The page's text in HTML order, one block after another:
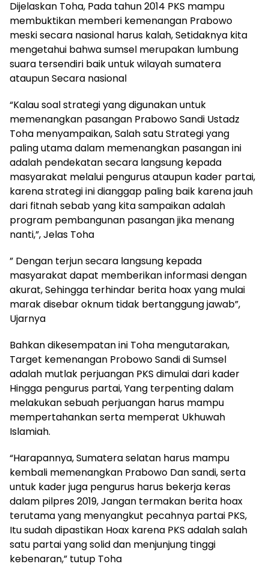
Dijelaskan Toha, Pada tahun 2014 PKS mampu
membuktikan memberi kemenangan Prabowo
meski secara nasional harus kalah, Setidaknya kita
mengetahui bahwa sumsel merupakan lumbung
suara tersendiri baik untuk wilayah sumatera
ataupun Secara nasional
“Kalau soal strategi yang digunakan untuk
memenangkan pasangan Prabowo Sandi Ustadz
Toha menyampaikan, Salah satu Strategi yang
paling utama dalam memenangkan pasangan ini
adalah pendekatan secara langsung kepada
masyarakat melalui pengurus ataupun kader partai,
karena strategi ini dianggap paling baik karena jauh
dari fitnah sebab yang kita sampaikan adalah
program pembangunan pasangan jika menang
nanti,”, Jelas Toha
” Dengan terjun secara langsung kepada
masyarakat dapat memberikan informasi dengan
akurat, Sehingga terhindar berita hoax yang mulai
marak disebar oknum tidak bertanggung jawab”,
Ujarnya
Bahkan dikesempatan ini Toha mengutarakan,
Target kemenangan Probowo Sandi di Sumsel
adalah mutlak perjuangan PKS dimulai dari kader
Hingga pengurus partai, Yang terpenting dalam
melakukan sebuah perjuangan harus mampu
mempertahankan serta memperat Ukhuwah
Islamiah.
“Harapannya, Sumatera selatan harus mampu
kembali memenangkan Prabowo Dan sandi, serta
untuk kader juga pengurus harus bekerja keras
dalam pilpres 2019, Jangan termakan berita hoax
terutama yang menyangkut pecahnya partai PKS,
Itu sudah dipastikan Hoax karena PKS adalah salah
satu partai yang solid dan menjunjung tinggi
kebenaran,” tutup Toha